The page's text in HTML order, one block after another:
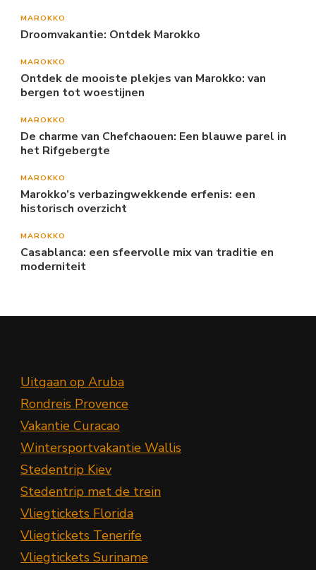
MAROKKO
Droomvakantie: Ontdek Marokko
MAROKKO
Ontdek de mooiste plekjes van Marokko: van
bergen tot woestijnen
MAROKKO
De charme van Chefchaouen: Een blauwe parel in
het Rifgebergte
MAROKKO
Marokko’s verbazingwekkende erfenis: een
historisch overzicht
MAROKKO
Casablanca: een sfeervolle mix van traditie en
moderniteit
Uitgaan op Aruba
Rondreis Provence
Vakantie Curacao
Wintersportvakantie Wallis
Stedentrip Kiev
Stedentrip met de trein
Vliegtickets Florida
Vliegtickets Tenerife
Vliegtickets Suriname